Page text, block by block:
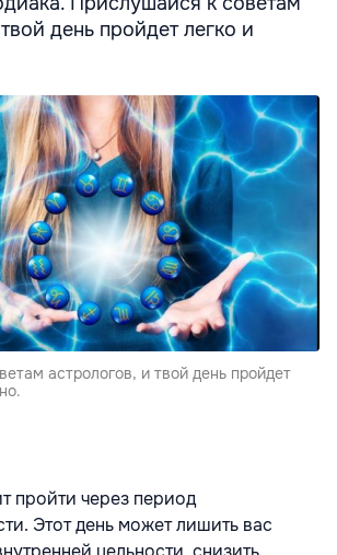
день пройдет легко и
астрологов, и твой день пройдет
пройти через период
Этот день может лишить вас